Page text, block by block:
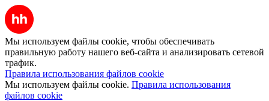
Мы используем файлы cookie, чтобы обеспечивать
правильную работу нашего веб-сайта и анализировать сетевой
трафик.
Правила использования файлов cookie
Мы используем файлы cookie. Правила использования
файлов cookie